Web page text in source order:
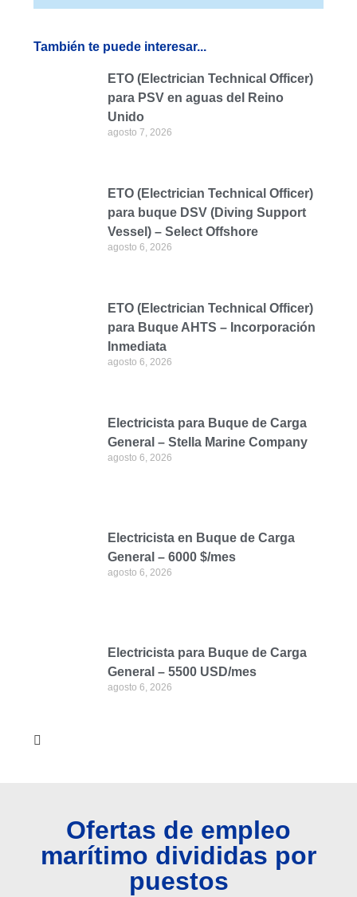
También te puede interesar...
ETO (Electrician Technical Officer)
para PSV en aguas del Reino
Unido
agosto 7, 2026
ETO (Electrician Technical Officer)
para buque DSV (Diving Support
Vessel) – Select Offshore
agosto 6, 2026
ETO (Electrician Technical Officer)
para Buque AHTS – Incorporación
Inmediata
agosto 6, 2026
Electricista para Buque de Carga
General – Stella Marine Company
agosto 6, 2026
Electricista en Buque de Carga
General – 6000 $/mes
agosto 6, 2026
Electricista para Buque de Carga
General – 5500 USD/mes
agosto 6, 2026
Ofertas de empleo
marítimo divididas por
puestos